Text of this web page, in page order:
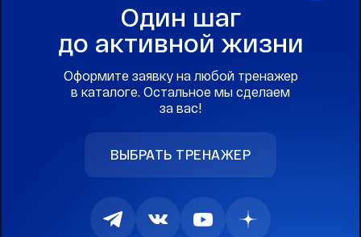
Один шаг
до активной жизни
Оформите заявку на любой тренажер
в каталоге. Остальное мы сделаем
за вас!
ВЫБРАТЬ ТРЕНАЖЕР